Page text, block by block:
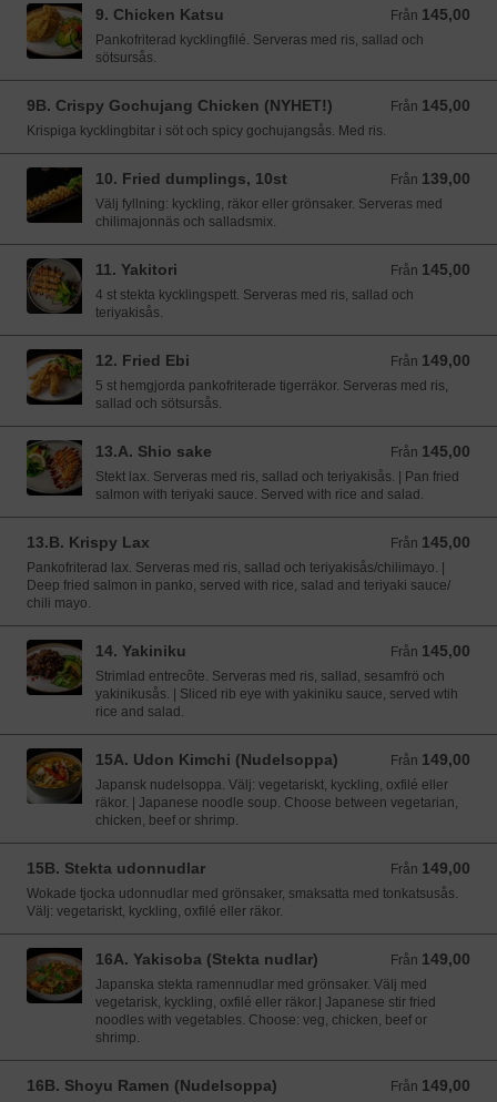
9. Chicken Katsu Från 145,00
Från 145,00 SEK
Pankofriterad kycklingfilé. Serveras med ris, sallad och
sötsursås.
9B. Crispy Gochujang Chicken (NYHET!) Från 145,00
Från 145,00 SEK
Krispiga kycklingbitar i söt och spicy gochujangsås. Med ris.
10. Fried dumplings, 10st Från 139,00
Från 139,00 SEK
Välj fyllning: kyckling, räkor eller grönsaker. Serveras med
chilimajonnäs och salladsmix.
11. Yakitori Från 145,00
Från 145,00 SEK
4 st stekta kycklingspett. Serveras med ris, sallad och
teriyakisås.
12. Fried Ebi Från 149,00
Från 149,00 SEK
5 st hemgjorda pankofriterade tigerräkor. Serveras med ris,
sallad och sötsursås.
13.A. Shio sake Från 145,00
Från 145,00 SEK
Stekt lax. Serveras med ris, sallad och teriyakisås. | Pan fried
salmon with teriyaki sauce. Served with rice and salad.
13.B. Krispy Lax Från 145,00
Från 145,00 SEK
Pankofriterad lax. Serveras med ris, sallad och teriyakisås/chilimayo. |
Deep fried salmon in panko, served with rice, salad and teriyaki sauce/
chili mayo.
14. Yakiniku Från 145,00
Från 145,00 SEK
Strimlad entrecôte. Serveras med ris, sallad, sesamfrö och
yakinikusås. | Sliced rib eye with yakiniku sauce, served wtih
rice and salad.
15A. Udon Kimchi (Nudelsoppa) Från 149,00
Från 149,00 SEK
Japansk nudelsoppa. Välj: vegetariskt, kyckling, oxfilé eller
räkor. | Japanese noodle soup. Choose between vegetarian,
chicken, beef or shrimp.
15B. Stekta udonnudlar Från 149,00
Från 149,00 SEK
Wokade tjocka udonnudlar med grönsaker, smaksatta med tonkatsusås.
Välj: vegetariskt, kyckling, oxfilé eller räkor.
16A. Yakisoba (Stekta nudlar) Från 149,00
Från 149,00 SEK
Japanska stekta ramennudlar med grönsaker. Välj med
vegetarisk, kyckling, oxfilé eller räkor.| Japanese stir fried
noodles with vegetables. Choose: veg, chicken, beef or
shrimp.
16B. Shoyu Ramen (Nudelsoppa) Från 149,00
Från 149,00 SEK